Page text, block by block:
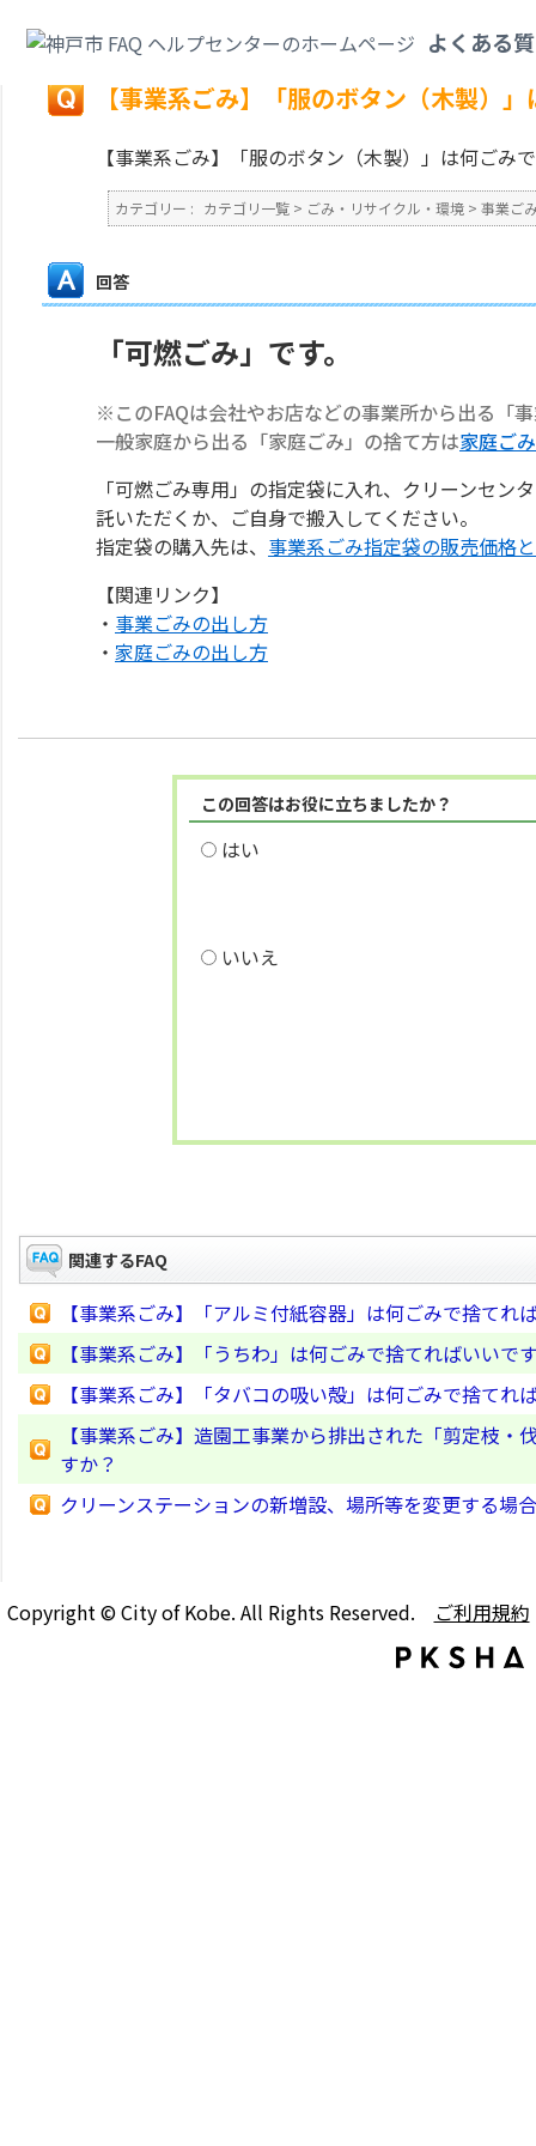
よくある
戻る
【事業系ごみ】「服のボタン（木製）
【事業系ごみ】「服のボタン（木製）」は何ごみ
カテゴリー : カテゴリ一覧 > ごみ・リサイクル・環境 > 事業ご
回答
「可燃ごみ」です。
※このFAQは会社やお店などの事業所から出る「
一般家庭から出る「家庭ごみ」の捨て方は家庭ご
「可燃ごみ専用」の指定袋に入れ、クリーンセン
託いただくか、ご自身で搬入してください。
指定袋の購入先は、 事業系ごみ指定袋の販売価格
【関連リンク】
・ 事業ごみの出し方
・ 家庭ごみの出し方
この回答はお役に立ちましたか？
はい
いいえ
関連するFAQ
【事業系ごみ】「アルミ付紙容器」は何ごみで捨てれ
【事業系ごみ】「うちわ」は何ごみで捨てればいいで
【事業系ごみ】「タバコの吸い殻」は何ごみで捨てれ
【事業系ごみ】造園工事業から排出された「剪定枝
すか？
クリーンステーションの新増設、場所等を変更する場
Copyright © City of Kobe. All Rights Reserved. ご利用規約